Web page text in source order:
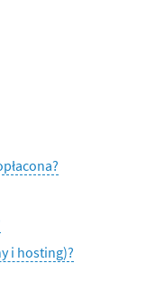
i hosting)?